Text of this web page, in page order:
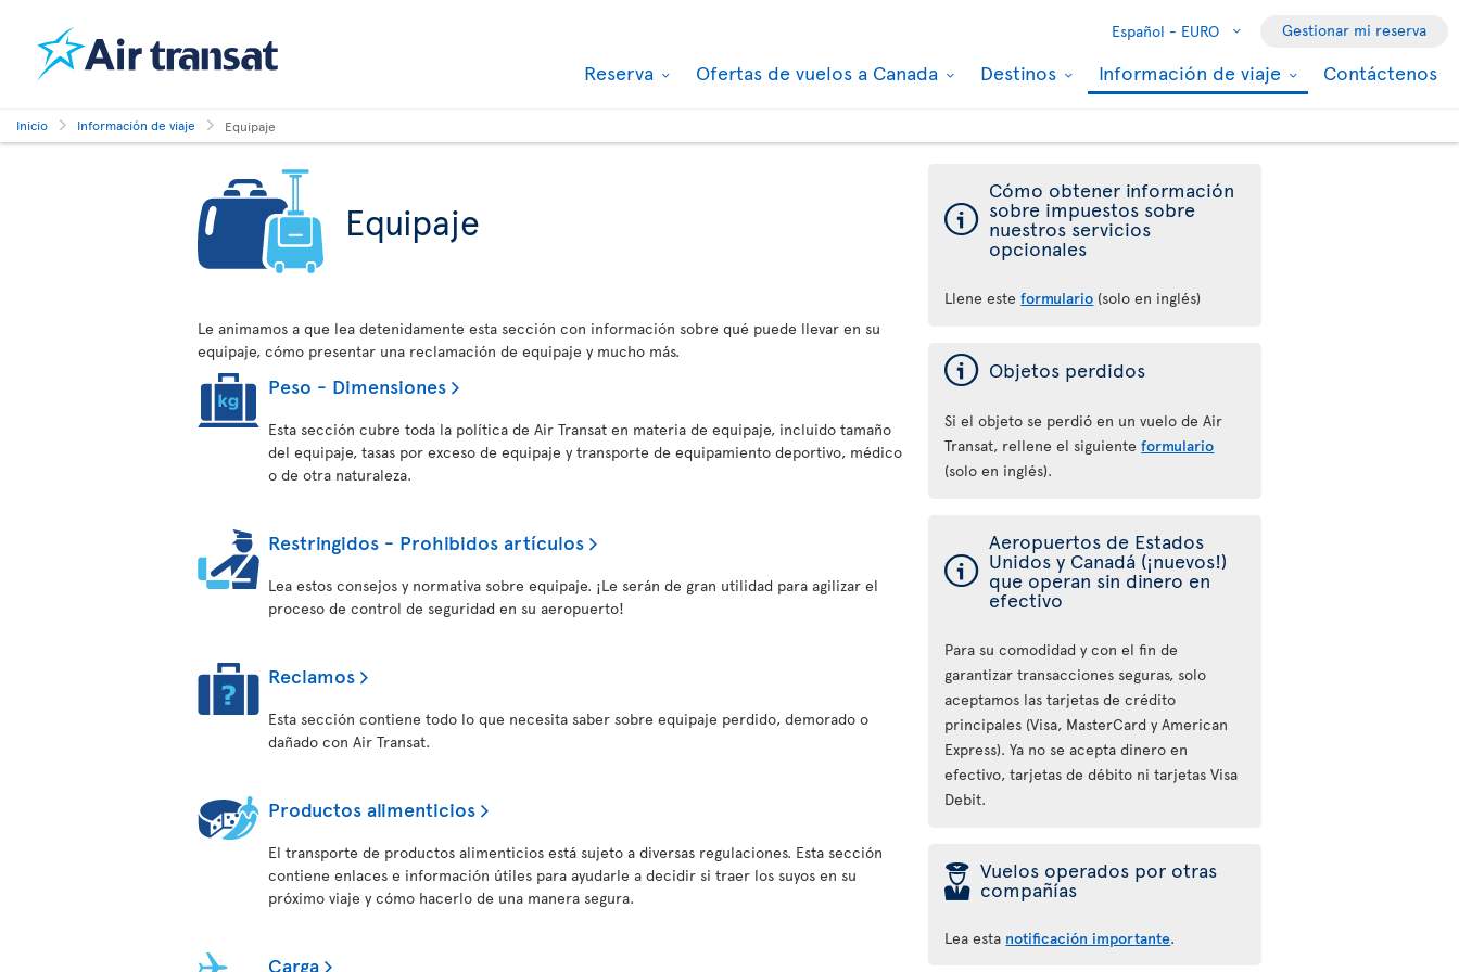
Español - EURO Gestionar mi reserva
Reserva Ofertas de vuelos a Canada Destinos Información de viaje Contáctenos
Inicio Información de viaje Equipaje
Equipaje
Le animamos a que lea detenidamente esta sección con información sobre qué puede llevar en su
equipaje, cómo presentar una reclamación de equipaje y mucho más.
Peso - Dimensiones
Esta sección cubre toda la política de Air Transat en materia de equipaje, incluido tamaño
del equipaje, tasas por exceso de equipaje y transporte de equipamiento deportivo, médico
o de otra naturaleza.
Restringidos - Prohibidos artículos
Lea estos consejos y normativa sobre equipaje. ¡Le serán de gran utilidad para agilizar el
proceso de control de seguridad en su aeropuerto!
Reclamos
Esta sección contiene todo lo que necesita saber sobre equipaje perdido, demorado o
dañado con Air Transat.
Productos alimenticios
El transporte de productos alimenticios está sujeto a diversas regulaciones. Esta sección
contiene enlaces e información útiles para ayudarle a decidir si traer los suyos en su
próximo viaje y cómo hacerlo de una manera segura.
Carga
ý
Cómo obtener información
sobre impuestos sobre
nuestros servicios
opcionales
Llene esteformulario (solo en inglés)
ý Objetos perdidos
Si el objeto se perdió en un vuelo de Air
Transat, rellene el siguienteformulario
(solo en inglés).
ý
Aeropuertos de Estados
Unidos y Canadá (¡nuevos!)
que operan sin dinero en
efectivo
Para su comodidad y con el fin de
garantizar transacciones seguras, solo
aceptamos las tarjetas de crédito
principales (Visa, MasterCard y American
Express). Ya no se acepta dinero en
efectivo, tarjetas de débito ni tarjetas Visa
Debit.
þ Vuelos operados por otras
compañías
Lea esta notificación importante.